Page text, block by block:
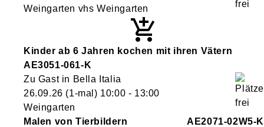
Weingarten vhs Weingarten
Kinder ab 6 Jahren kochen mit ihren Vätern
AE3051-061-K
Zu Gast in Bella Italia
26.09.26 (1-mal) 10:00 - 13:00
Weingarten
Malen von Tierbildern
AE2071-02W5-K